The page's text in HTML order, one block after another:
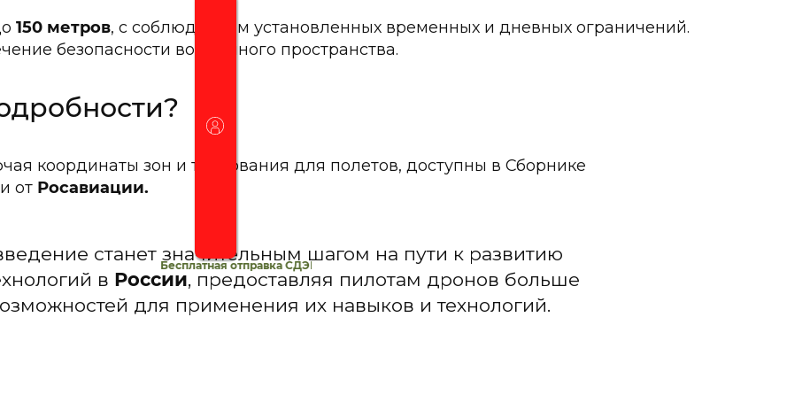
Бесплатная отправка СДЭК.• Гарантия на все дроны: 3 месяца.
150 метров, с соблюдением установленных временных и дневных ограничений.
безопасности воздушного пространства.
координаты зон и требования для полетов, доступны в Сборнике
от Росавиации.
станет значительным шагом на пути к развитию
в России, предоставляя пилотам дронов больше
для применения их навыков и технологий.